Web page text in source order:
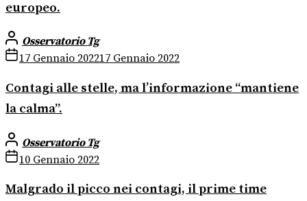
europeo.
Osservatorio Tg
17 Gennaio 202217 Gennaio 2022
Contagi alle stelle, ma l’informazione “mantiene
la calma”.
Osservatorio Tg
10 Gennaio 2022
Malgrado il picco nei contagi, il prime time